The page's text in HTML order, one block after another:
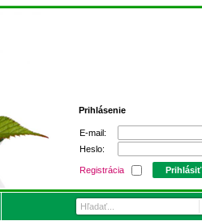
Prihlásenie
E-mail:
Heslo:
Registrácia Prihlásiť